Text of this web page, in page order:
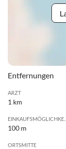
Entfernungen
ARZT
1 km
100 m
ORTSMITTE